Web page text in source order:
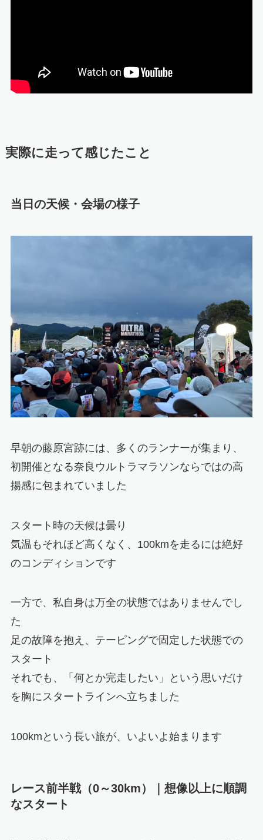
実際に走って感じたこと
当日の天候・会場の様子
早朝の藤原宮跡には、多くのランナーが集まり、
初開催となる奈良ウルトラマラソンならではの高
揚感に包まれていました
スタート時の天候は曇り
気温もそれほど高くなく、100kmを走るには絶好
のコンディションです
一方で、私自身は万全の状態ではありませんでし
た
足の故障を抱え、テーピングで固定した状態での
スタート
それでも、「何とか完走したい」という思いだけ
を胸にスタートラインへ立ちました
100kmという長い旅が、いよいよ始まります
レース前半戦（0～30km）｜想像以上に順調
なスタート